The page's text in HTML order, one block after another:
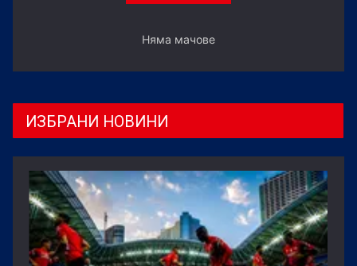
Няма мачове
ИЗБРАНИ НОВИНИ